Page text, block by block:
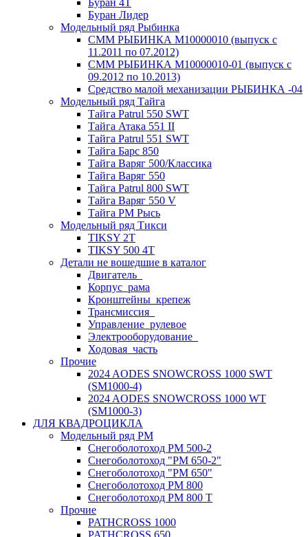
Буран 4Т
Буран Лидер
Модельный ряд Рыбинка
СММ РЫБИНКА M10000010 (выпуск с
11.2011 по 07.2012)
СММ РЫБИНКА M10000010-01 (выпуск с
09.2012 по 10.2013)
Средство малой механизации РЫБИНКА -04
Модельный ряд Тайга
Тайга Patrul 550 SWT
Тайга Атака 551 II
Тайга Patrul 551 SWT
Тайга Барс 850
Тайга Варяг 500/Классика
Тайга Варяг 550
Тайга Patrul 800 SWT
Тайга Варяг 550 V
Тайга РМ Рысь
Модельный ряд Тикси
TIKSY 2T
TIKSY 500 4T
Детали не вошедшие в каталог
Двигатель_
Корпус_рама
Кронштейны_крепеж
Трансмиссия_
Управление_рулевое
Электрооборудование_
Ходовая_часть
Прочие
2024 AODES SNOWCROSS 1000 SWT
(SM1000-4)
2024 AODES SNOWCROSS 1000 WT
(SM1000-3)
ДЛЯ КВАДРОЦИКЛА
Модельный ряд РМ
Снегоболотоход РМ 500-2
Снегоболотоход "РМ 650-2"
Снегоболотоход "РМ 650"
Снегоболотоход РМ 800
Снегоболотоход РМ 800 Т
Прочие
PATHCROSS 1000
PATHCROSS 650